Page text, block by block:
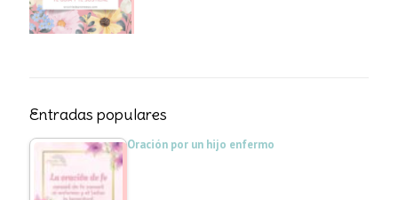
Entradas populares
Oración por un hijo enfermo